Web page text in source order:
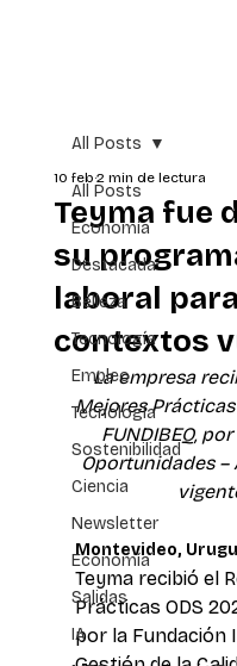
All Posts
Economía
Destacada
Belleza
Tecnología
Empleo
Tecnología
Sostenibilidad
Ciencia
Newsletter
Economía
Salidas
IA
All Posts
Teyma fue
su
laboral
contextos
10 feb2 min de lectura
La empresa
Mejores
FUNDIBEQ,
Oportunidades –
Montevideo,
Teyma recibió el
Prácticas ODS
por la Fundación